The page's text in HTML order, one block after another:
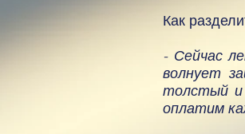
Как
- Сейчас
волнует
толстый и
оплатим